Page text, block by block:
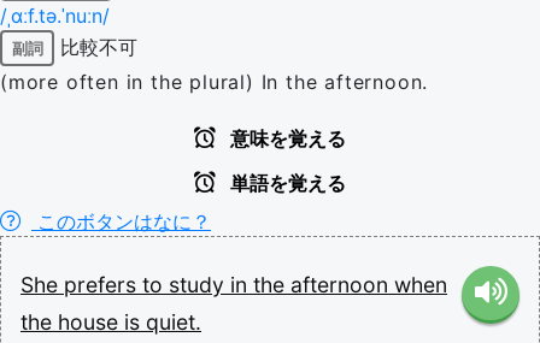
/ˌɑːf.tə.ˈnuːn/
副詞
比較不可
(more often in the plural) In the afternoon.
意味を覚える
単語を覚える
このボタンはなに？
She prefers to study in the afternoon when
the house is quiet.